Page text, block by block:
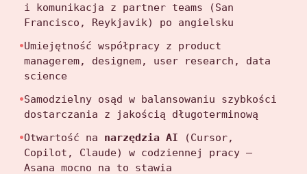
i komunikacja z partner teams (San
Francisco, Reykjavik) po angielsku
•Umiejętność współpracy z product
managerem, designem, user research, data
science
•Samodzielny osąd w balansowaniu szybkości
dostarczania z jakością długoterminową
•Otwartość na narzędzia AI
(Cursor,
Copilot, Claude) w codziennej pracy —
Asana mocno na to stawia